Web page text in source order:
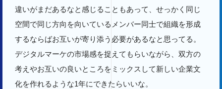
違いがまだあるなと感じることもあって、せっかく同じ
空間で同じ方向を向いているメンバー同士で組織を形成
するならばお互いが寄り添う必要があるなと思ってる。
デジタルマーケの市場感を捉えてもらいながら、双方の
考えやお互いの良いところをミックスして新しい企業文
化を作れるような1年にできたらいいな。